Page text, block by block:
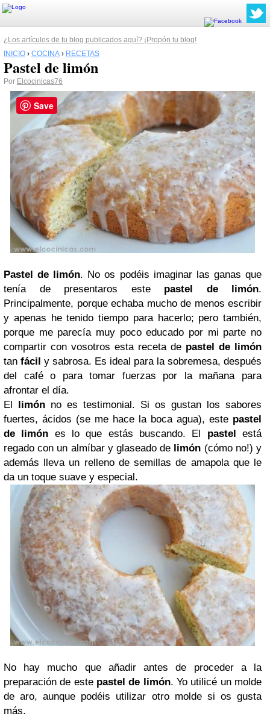
¿Los artículos de tu blog publicados aquí? ¡Propón tu blog!
INICIO › COCINA › RECETAS
Pastel de limón
Por Elcocinicas76
Pastel de limón. No os podéis imaginar las ganas que
tenía de presentaros este pastel de limón.
Principalmente, porque echaba mucho de menos escribir
y apenas he tenido tiempo para hacerlo; pero también,
porque me parecía muy poco educado por mi parte no
compartir con vosotros esta receta de pastel de limón
tan fácil y sabrosa. Es ideal para la sobremesa, después
del café o para tomar fuerzas por la mañana para
afrontar el día.
El limón no es testimonial. Si os gustan los sabores
fuertes, ácidos (se me hace la boca agua), este pastel
de limón es lo que estás buscando. El pastelestá
regado con un almíbar y glaseado de limón (cómo no!) y
además lleva un relleno de semillas de amapola que le
da un toque suave y especial.
No hay mucho que añadir antes de proceder a la
preparación de este pastel de limón. Yo utilicé un molde
de aro, aunque podéis utilizar otro molde si os gusta
más.
Save